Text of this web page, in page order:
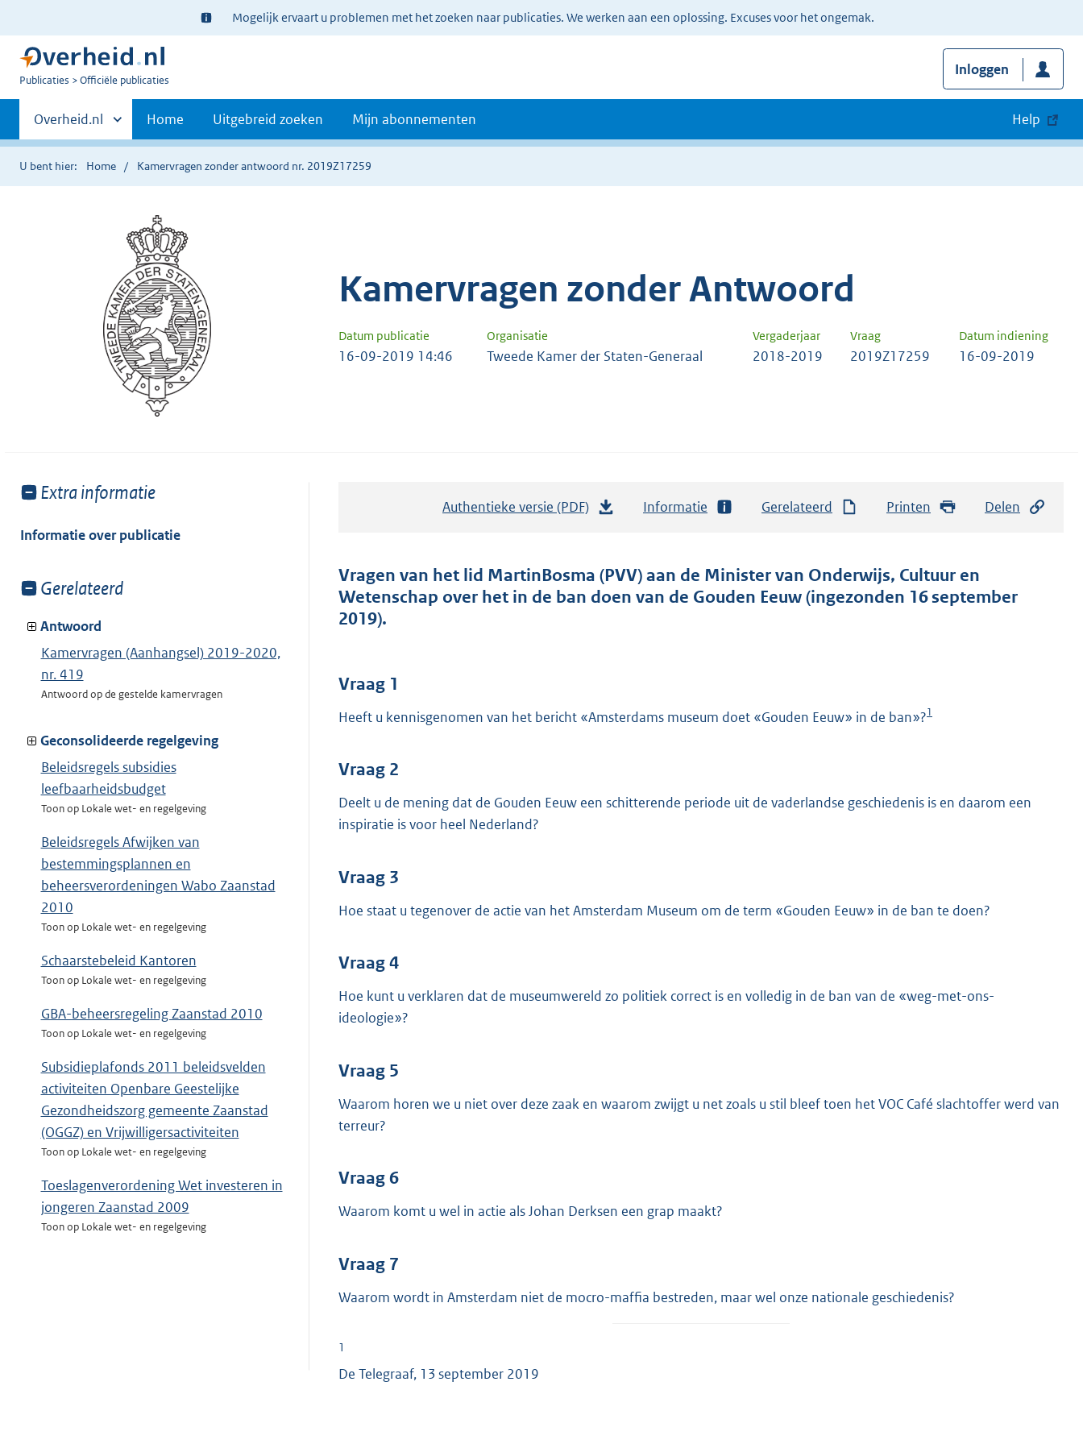
Ter
informatie:
Mogelijk ervaart u problemen met het zoeken naar publicaties. We werken aan een oplossing. Excuses voor het ongemak.
U
Publicaties Officiële publicaties
Inloggen
Primaire
navigatie
Andere
sites
binnen
Overheid.nl Home Uitgebreid zoeken Mijn abonnementen Help
U bent hier: Home Kamervragen zonder antwoord nr. 2019Z17259
Kamervragen zonder Antwoord
Datum publicatie Organisatie Vergaderjaar Vraag Datum indiening
16-09-2019 14:46 Tweede Kamer der Staten-Generaal 2018-2019 2019Z17259 16-09-2019
Toon
van:
Extra informatie
Informatie over publicatie
Toon
van:
Gerelateerd
Antwoord
Kamervragen (Aanhangsel) 2019-2020,
nr. 419
Antwoord op de gestelde kamervragen
Geconsolideerde regelgeving
Beleidsregels subsidies
leefbaarheidsbudget
Toon op Lokale wet- en regelgeving
Beleidsregels Afwijken van
bestemmingsplannen en
beheersverordeningen Wabo Zaanstad
2010
Toon op Lokale wet- en regelgeving
Schaarstebeleid Kantoren
Toon op Lokale wet- en regelgeving
GBA-beheersregeling Zaanstad 2010
Toon op Lokale wet- en regelgeving
Subsidieplafonds 2011 beleidsvelden
activiteiten Openbare Geestelijke
Gezondheidszorg gemeente Zaanstad
(OGGZ) en Vrijwilligersactiviteiten
Toon op Lokale wet- en regelgeving
Toeslagenverordening Wet investeren in
jongeren Zaanstad 2009
Toon op Lokale wet- en regelgeving
Authentieke versie (PDF)
t
a
o
e
b
Informatie Gerelateerd Printen Delen
Vragen van het lid MartinBosma (PVV) aan de Minister van Onderwijs, Cultuur en
Wetenschap over het in de ban doen van de Gouden Eeuw (ingezonden 16 september
2019).
Vraag 1
Heeft u kennisgenomen van het bericht «Amsterdams museum doet «Gouden Eeuw» in de ban»?1
Vraag 2
Deelt u de mening dat de Gouden Eeuw een schitterende periode uit de vaderlandse geschiedenis is en daarom een
inspiratie is voor heel Nederland?
Vraag 3
Hoe staat u tegenover de actie van het Amsterdam Museum om de term «Gouden Eeuw» in de ban te doen?
Vraag 4
Hoe kunt u verklaren dat de museumwereld zo politiek correct is en volledig in de ban van de «weg-met-ons-
ideologie»?
Vraag 5
Waarom horen we u niet over deze zaak en waarom zwijgt u net zoals u stil bleef toen het VOC Café slachtoffer werd van
terreur?
Vraag 6
Waarom komt u wel in actie als Johan Derksen een grap maakt?
Vraag 7
Waarom wordt in Amsterdam niet de mocro-maffia bestreden, maar wel onze nationale geschiedenis?
1
De Telegraaf, 13 september 2019